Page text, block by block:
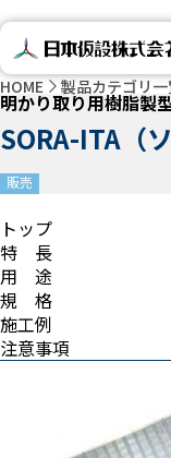
HOME 製品カテゴリ
明かり取り用樹脂製
SORA-ITA（
販売
トップ
特 長
用 途
規 格
施工例
注意事項